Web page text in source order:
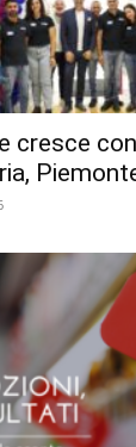
cresce